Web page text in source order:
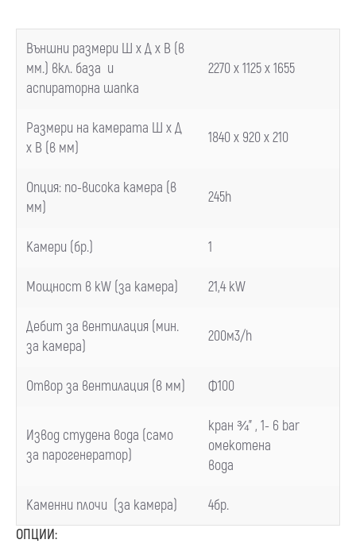
Външни размери Ш х Д х В (в
мм.) вкл. база и
аспираторна шапка
2270 x 1125 x 1655
Размери на камерата Ш х Д
х В (в мм)
1840 x 920 x 210
Опция: по-висока камера (в
мм)
245h
Камери (бр.) 1
Мощност в kW (за камера) 21,4 kW
Дебит за вентилация (мин.
за камера)
200м3/h
Отвор за вентилация (в мм) Ф100
Извод студена вода (само
за парогенератор)
кран ¾”, 1- 6 bar
омекотена
вода
Каменни плочи (за камера) 4бр.
ОПЦИИ: